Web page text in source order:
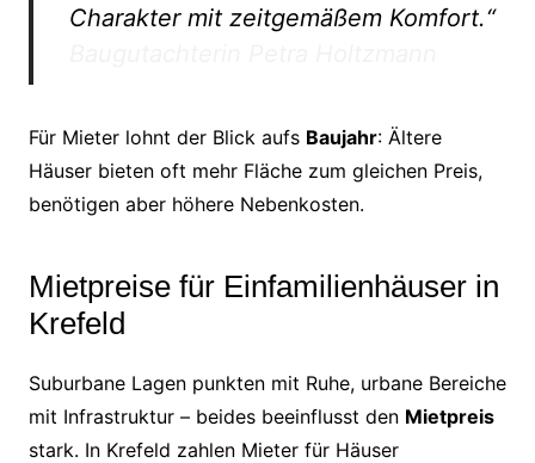
Charakter mit zeitgemäßem Komfort.“
Für Mieter lohnt der Blick aufs Baujahr: Ältere
Häuser bieten oft mehr Fläche zum gleichen Preis,
benötigen aber höhere Nebenkosten.
Mietpreise für Einfamilienhäuser in
Krefeld
Suburbane Lagen punkten mit Ruhe, urbane Bereiche
mit Infrastruktur – beides beeinflusst den Mietpreis
stark. In Krefeld zahlen Mieter für Häuser